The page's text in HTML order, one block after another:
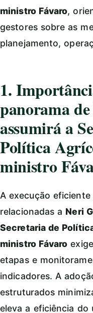
ministro Fávaro,
gestores sobre as
planejamento,
1.
panorama
assumirá a
Política
ministro
A execução
relacionadas a Neri
Secretaria de
ministro Fávaro
etapas e
indicadores. A
estruturados
eleva a eficiência do